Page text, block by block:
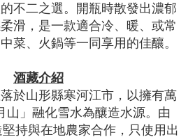
不二之選。開瓶時散發出濃郁
滑，是一款適合冷、暖、或常
菜、火鍋等一同享用的佳釀。
酒藏介紹
落於山形縣寒河江市，以擁有萬
山」融化雪水為釀造水源。由
持與在地農家合作，只使用出